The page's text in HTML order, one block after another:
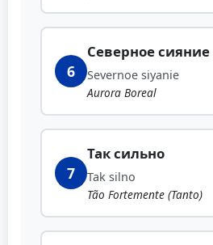
6
Северное сияние
Severnoe siyanie
Aurora Boreal
7
Так сильно
Tak silno
Tão Fortemente (Tanto)